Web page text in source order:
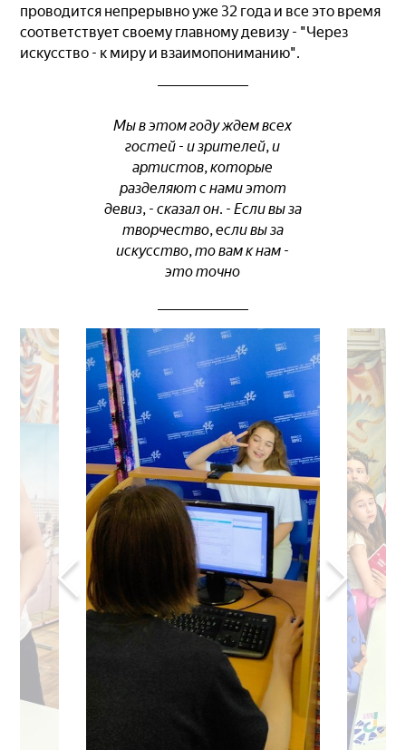
проводится непрерывно уже 32 года и все это время
соответствует своему главному девизу - "Через
искусство - к миру и взаимопониманию".
Мы в этом году ждем всех
гостей - и зрителей, и
артистов, которые
разделяют с нами этот
девиз, - сказал он. - Если вы за
творчество, если вы за
искусство, то вам к нам -
это точно